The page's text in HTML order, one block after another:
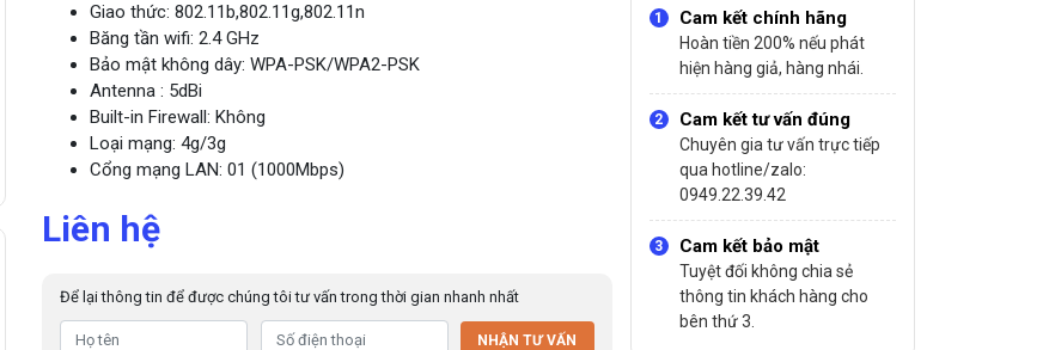
Giao thức: 802.11b,802.11g,802.11n
Băng tần wifi: 2.4 GHz
Bảo mật không dây: WPA-PSK/WPA2-PSK
Antenna : 5dBi
Built-in Firewall: Không
Loại mạng: 4g/3g
Cổng mạng LAN: 01 (1000Mbps)
Liên hệ
Để lại thông tin để được chúng tôi tư vấn trong thời gian nhanh nhất
NHẬN TƯ VẤN
Cam kết chính hãng
Hoàn tiền 200% nếu phát
hiện hàng giả, hàng nhái.
Cam kết tư vấn đúng
Chuyên gia tư vấn trực tiếp
qua hotline/zalo:
0949.22.39.42
Cam kết bảo mật
Tuyệt đối không chia sẻ
thông tin khách hàng cho
bên thứ 3.